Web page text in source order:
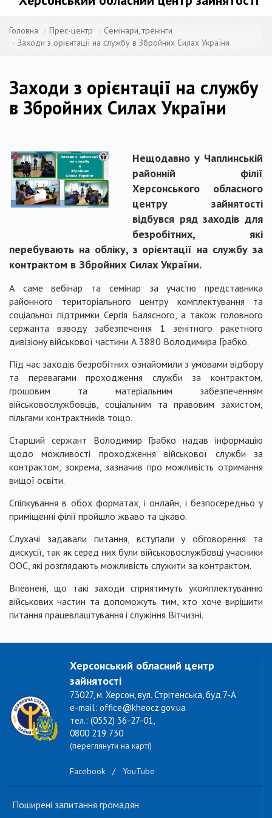
Головна Прес-центр
Семінари, тренінги
Заходи з орієнтації на службу в Збройних Силах України
Заходи з орієнтації на службу
в Збройних Силах України
Нещодавно у Чаплинській
районній філії
Херсонського обласного
центру зайнятості
відбувся ряд заходів для
безробітних, які
перебувають на обліку, з орієнтації на службу за
контрактом в Збройних Силах України.
А саме вебінар та семінар за участю представника
районного територіального центру комплектування та
соціальної підтримки Сергія Балясного, а також головного
сержанта взводу забезпечення 1 зенітного ракетного
дивізіону військової частини А 3880 Володимира Грабко.
Під час заходів безробітних ознайомили з умовами відбору
та перевагами проходження служби за контрактом,
грошовим та матеріальним забезпеченням
військовослужбовців, соціальним та правовим захистом,
пільгами контрактників тощо.
Старший сержант Володимир Грабко надав інформацію
щодо можливості проходження військової служби за
контрактом, зокрема, зазначив про можливість отримання
вищої освіти.
Спілкування в обох форматах, і онлайн, і безпосередньо у
приміщенні філії пройшло жваво та цікаво.
Слухачі задавали питання, вступали у обговорення та
дискусії, так як серед них були військовослужбовці учасники
ООС, які розглядають можливість служити за контрактом.
Впевнені, що такі заходи сприятимуть укомплектуванню
військових частин та допоможуть тим, хто хоче вирішити
питання працевлаштування і служіння Вітчизні.
Херсонський обласний центр
зайнятості
73027, м. Херсон, вул. Стрітенська, буд.7-А
e-mail: office@kheocz.gov.ua
тел.: (0552) 36-27-01,
0800 219 730
(переглянути на карті)
Facebook / YouTube
Поширені запитання громадян